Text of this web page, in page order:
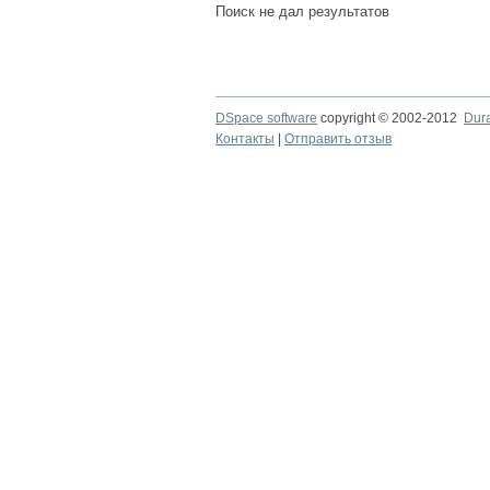
Поиск не дал результатов
DSpace software copyright © 2002-2012
Контакты
Отправить отзыв